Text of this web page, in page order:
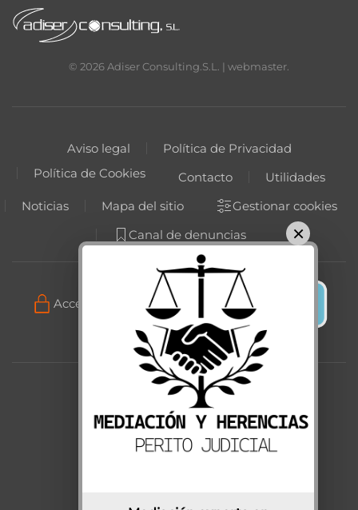
© 2026 Adiser Consulting.S.L. | webmaster
Aviso legal
Política de Privacidad
Política de Cookies
Contacto
Utilidades
Noticias
Mapa del sitio
Gestionar cookies
Canal de denuncias
Acceso programa gestión online
×